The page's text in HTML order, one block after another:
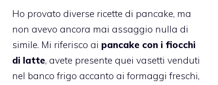
Ho provato diverse ricette di pancake, ma
non avevo ancora mai assaggio nulla di
simile. Mi riferisco ai pancake con i fiocchi
di latte, avete presente quei vasetti venduti
nel banco frigo accanto ai formaggi freschi,